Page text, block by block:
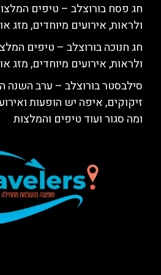
חג פסח בורוצלב – טיפים
ולראות, אירועים מיוחדים, מזג
חג חנוכה בורוצלב – טיפים
ולראות, אירועים מיוחדים, מזג
סילבסטר בורוצלב – ערב
זיקוקים, איפה יש הופעות
ומה סגור ועוד טיפים והמלצות